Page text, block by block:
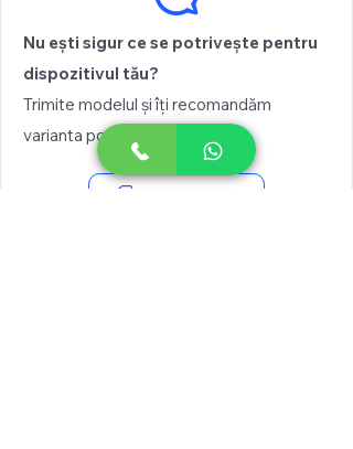
Nu ești sigur ce se potrivește pentru
dispozitivul tău?
Trimite modelul și îți recomandăm
varianta potrivită